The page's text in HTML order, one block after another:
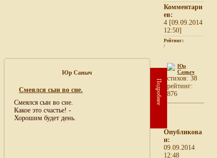
Комментари
ев:
4 [09.09.2014
12:50]
Рейтинг:
/
Юр Саныч
Смеялся сын во сне.
Смеялся сын во сне.
Какое это счастье! -
Хорошим будет день.
Подробнее
Юр
Саныч
cтихов: 38
рейтинг:
876
Опубликова
н:
09.09.2014
12:48